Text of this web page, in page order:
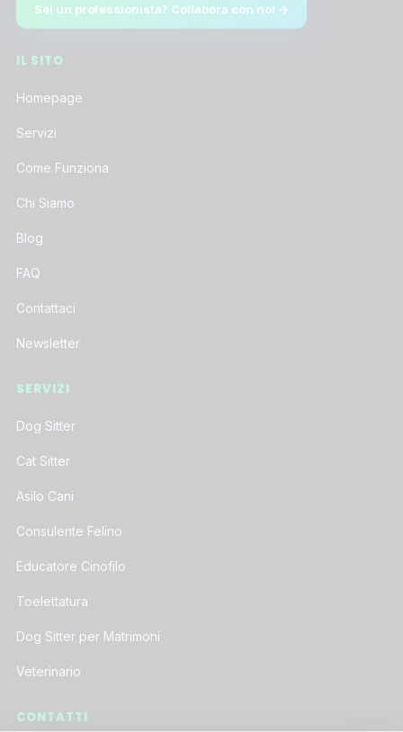
Sei un professionista? Collabora con noi →
IL SITO
Homepage
Servizi
Come Funziona
Chi Siamo
Blog
FAQ
Contattaci
Newsletter
SERVIZI
Dog Sitter
Cat Sitter
Asilo Cani
Consulente Felino
Educatore Cinofilo
Toelettatura
Dog Sitter per Matrimoni
Veterinario
CONTATTI